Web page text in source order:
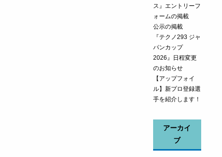
ス』エントリーフ
ォームの掲載
公示の掲載
『テクノ293 ジャ
パンカップ
2026』日程変更
のお知らせ
【アップフォイ
ル】新プロ登録選
手を紹介します！
アーカイ
ブ